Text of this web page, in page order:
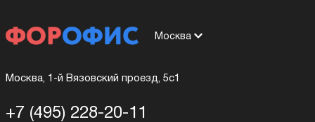
Москва
Москва, 1-й Вязовский проезд, 5с1
+7 (495) 228-20-11